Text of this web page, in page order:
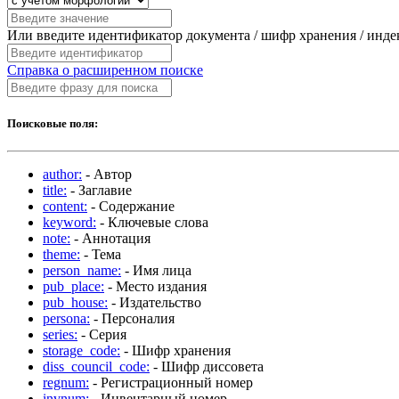
Или введите идентификатор документа / шифр хранения /
Справка о расширенном поиске
Поисковые поля:
author: - Автор
title: - Заглавие
content: - Содержание
keyword: - Ключевые слова
note: - Аннотация
theme: - Тема
person_name: - Имя лица
pub_place: - Место издания
pub_house: - Издательство
persona: - Персоналия
series: - Серия
storage_code: - Шифр хранения
diss_council_code: - Шифр диссовета
regnum: - Регистрационный номер